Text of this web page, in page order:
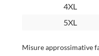
4XL
5XL
Misure approssimative